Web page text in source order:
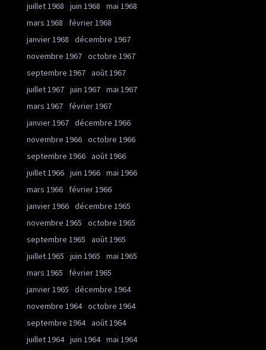
juillet 1968
juin 1968
mai 1968
mars 1968
février 1968
janvier 1968
décembre 1967
novembre 1967 octobre 1967
septembre 1967 août 1967
juillet 1967 juin 1967 mai 1967
mars 1967
février 1967
janvier 1967 décembre 1966
novembre 1966 octobre 1966
septembre 1966 août 1966
juillet 1966 juin 1966 mai 1966
mars 1966
février 1966
janvier 1966 décembre 1965
novembre 1965
octobre 1965
septembre 1965
août 1965
juillet 1965
juin 1965
mai 1965
mars 1965
février 1965
janvier 1965
décembre 1964
novembre 1964 octobre 1964
septembre 1964 août 1964
juillet 1964 juin 1964 mai 1964